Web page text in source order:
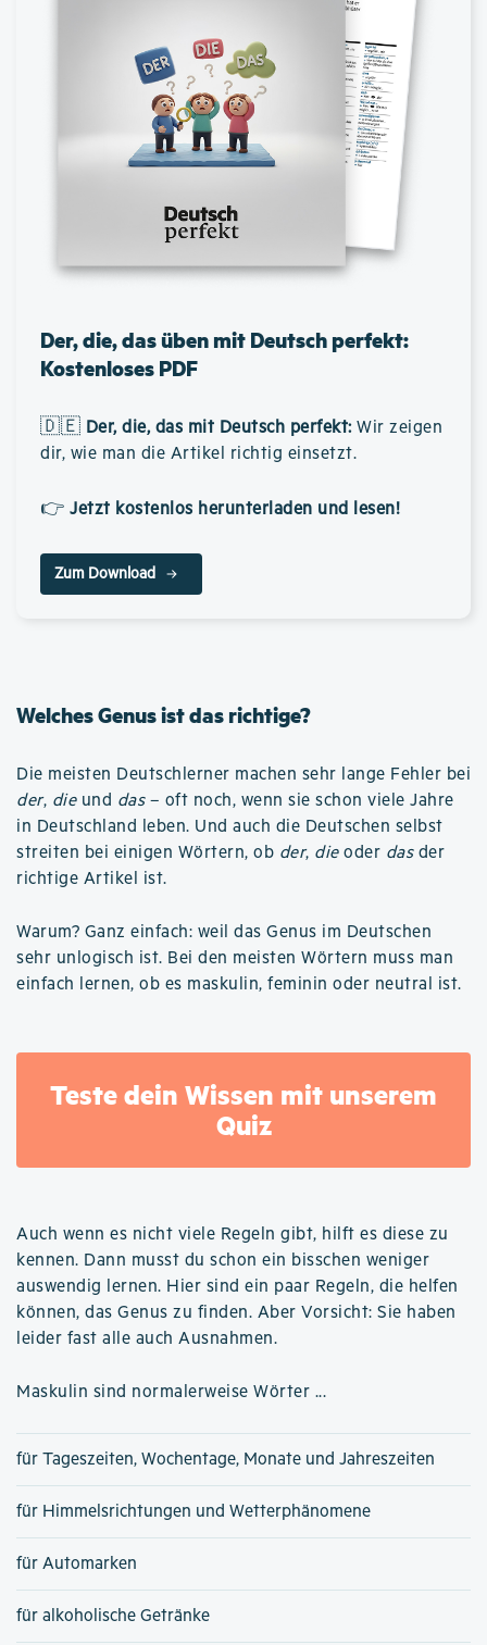
Der, die, das üben mit Deutsch perfekt:
Kostenloses PDF
🇩🇪 Der, die, das mit Deutsch perfekt: Wir zeigen
dir, wie man die Artikel richtig einsetzt.
👉 Jetzt kostenlos herunterladen und lesen!
Zum Download
Welches Genus ist das richtige?
Die meisten Deutschlerner machen sehr lange Fehler bei
der, dieund das– oft noch, wenn sie schon viele Jahre
in Deutschland leben. Und auch die Deutschen selbst
streiten bei einigen Wörtern, ob der, dieoder dasder
richtige Artikel ist.
Warum? Ganz einfach: weil das Genus im Deutschen
sehr unlogisch ist. Bei den meisten Wörtern muss man
einfach lernen, ob es maskulin, feminin oder neutral ist.
Teste dein Wissen mit unserem
Quiz
Auch wenn es nicht viele Regeln gibt, hilft es diese zu
kennen. Dann musst du schon ein bisschen weniger
auswendig lernen. Hier sind ein paar Regeln, die helfen
können, das Genus zu finden. Aber Vorsicht: Sie haben
leider fast alle auch Ausnahmen.
Maskulin sind normalerweise Wörter ...
für Tageszeiten, Wochentage, Monate und Jahreszeiten
für Himmelsrichtungen und Wetterphänomene
für Automarken
für alkoholische Getränke